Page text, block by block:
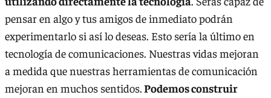
pensar en algo y tus amigos de inmediato podrán
experimentarlo si así lo deseas. Esto sería la último en
tecnología de comunicaciones. Nuestras vidas mejoran
a medida que nuestras herramientas de comunicación
mejoran en muchos sentidos.Podemos construir